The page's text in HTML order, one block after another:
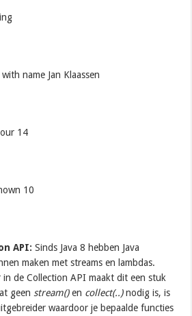
name Jan Klaassen
14
10
API: Sinds Java 8 hebben Java
maken met streams en lambdas.
in de Collection API maakt dit een stuk
geen stream()en collect(..)nodig is, is
waardoor je bepaalde functies